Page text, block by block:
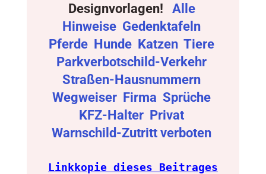
Designvorlagen!
Alle
Hinweise Gedenktafeln
Pferde Hunde Katzen Tiere
Parkverbotschild-Verkehr
Straßen-Hausnummern
Wegweiser Firma Sprüche
KFZ-Halter Privat
Warnschild-Zutritt verboten
Linkkopie dieses Beitrages